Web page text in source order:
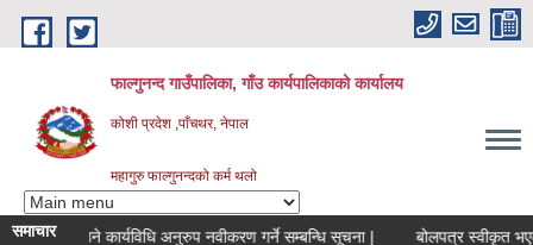
Skip to main content
फाल्गुनन्द गाउँपालिका, गाँउ कार्यपालिकाको कार्यालय
कोशी प्रदेश ,पाँचथर, नेपाल
महागुरु फाल्गुनन्दको कर्म थलो
समाचारगराउने कार्यविधि अनुरुप नवीकरण गर्ने सम्बन्धि सूचना | बोलपत्र स्वीकृत